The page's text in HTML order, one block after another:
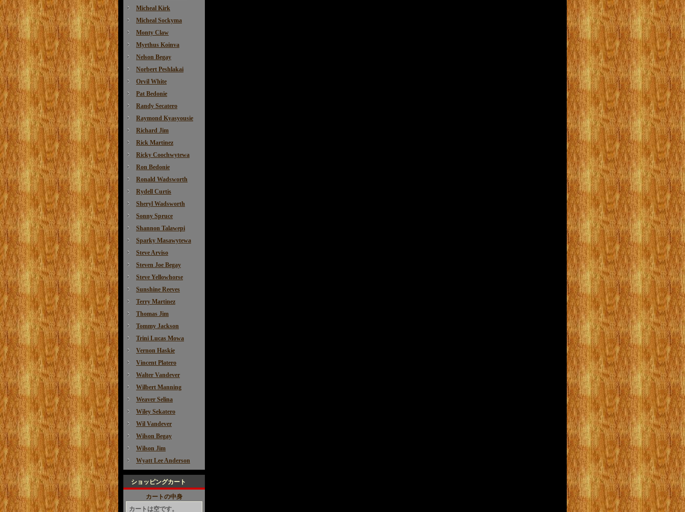
Micheal Kirk
Micheal Sockyma
Monty Claw
Myrthus Koinva
Nelson Begay
Norbert Peshlakai
Orvil White
Pat Bedonie
Randy Secatero
Raymond Kyasyousie
Richard Jim
Rick Martinez
Ricky Coochwytewa
Ron Bedonie
Ronald Wadsworth
Rydell Curtis
Sheryl Wadsworth
Sonny Spruce
Shannon Talawepi
Sparky Masawytewa
Steve Arviso
Steven Joe Begay
Steve Yellowhorse
Sunshine Reeves
Terry Martinez
Thomas Jim
Tommy Jackson
Trini Lucas Mowa
Vernon Haskie
Vincent Platero
Walter Vandever
Wilbert Manning
Weaver Selina
Wiley Sekatero
Wil Vandever
Wilson Begay
Wilson Jim
Wyatt Lee Anderson
ショッピングカート
カートの中身
カートは空です。